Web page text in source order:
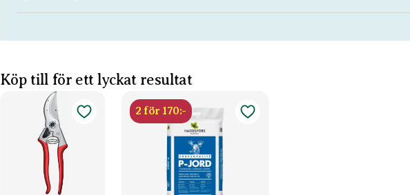
Köp till för ett lyckat resultat
2 för 170:-